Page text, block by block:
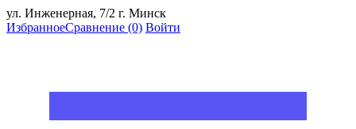
ул. Инженерная, 7/2 г. Минск
ИзбранноеСравнение (0) Войти